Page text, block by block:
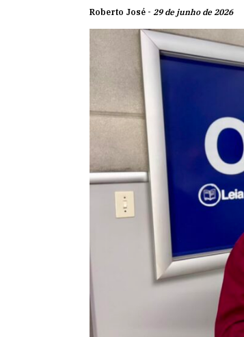
Roberto José - 29 de junho de 2026